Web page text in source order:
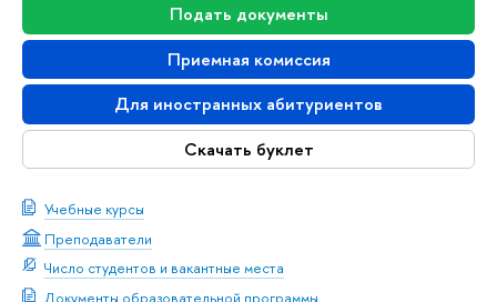
Подать документы
Приемная комиссия
Для иностранных абитуриентов
Скачать буклет
Учебные курсы
Преподаватели
Число студентов и вакантные места
Документы образовательной программы